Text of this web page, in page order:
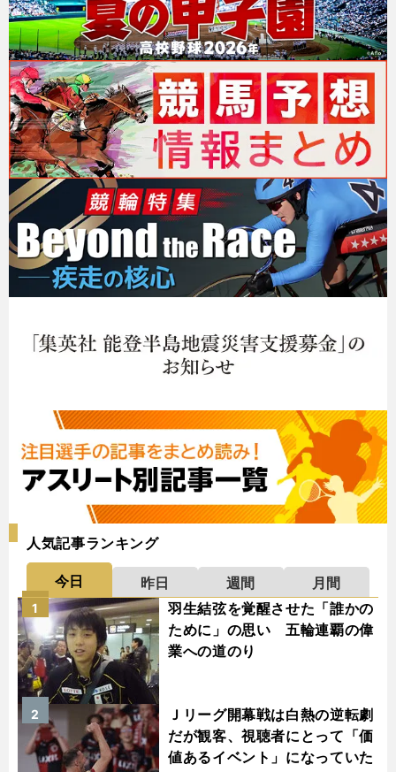
人気記事ランキング
今日 昨日 週間
月間
羽生結弦を覚醒させた「誰かの
ために」の思い 五輪連覇の偉
業への道のり
1
Ｊリーグ開幕戦は白熱の逆転劇
だが観客、視聴者にとって「価
値あるイベント」になっていた
2